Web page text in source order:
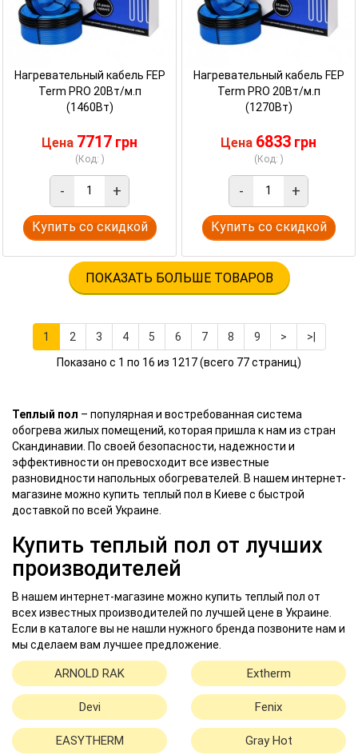
Нагревательный кабель FEP
Term PRO 20Вт/м.п
(1460Вт)
Цена 7717 грн
(Код: )
- +
Купить со скидкой
Нагревательный кабель FEP
Term PRO 20Вт/м.п
(1270Вт)
Цена 6833 грн
(Код: )
- +
Купить со скидкой
ПОКАЗАТЬ БОЛЬШЕ ТОВАРОВ
1 2 3 4 5 6 7 8 9 >
>|
Показано с 1 по 16 из 1217 (всего 77 страниц)
Теплый пол – популярная и востребованная система
обогрева жилых помещений, которая пришла к нам из стран
Скандинавии. По своей безопасности, надежности и
эффективности он превосходит все известные
разновидности напольных обогревателей. В нашем интернет-
магазине можно купить теплый пол в Киеве с быстрой
доставкой по всей Украине.
Купить теплый пол от лучших
производителей
В нашем интернет-магазине можно купить теплый пол от
всех известных производителей по лучшей цене в Украине.
Если в каталоге вы не нашли нужного бренда позвоните нам и
мы сделаем вам лучшее предложение.
ARNOLD RAK
Devi
EASYTHERM
Extherm
Fenix
Gray Hot